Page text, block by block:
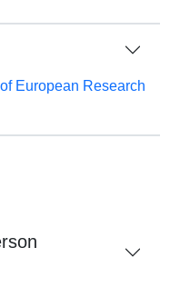
European Research